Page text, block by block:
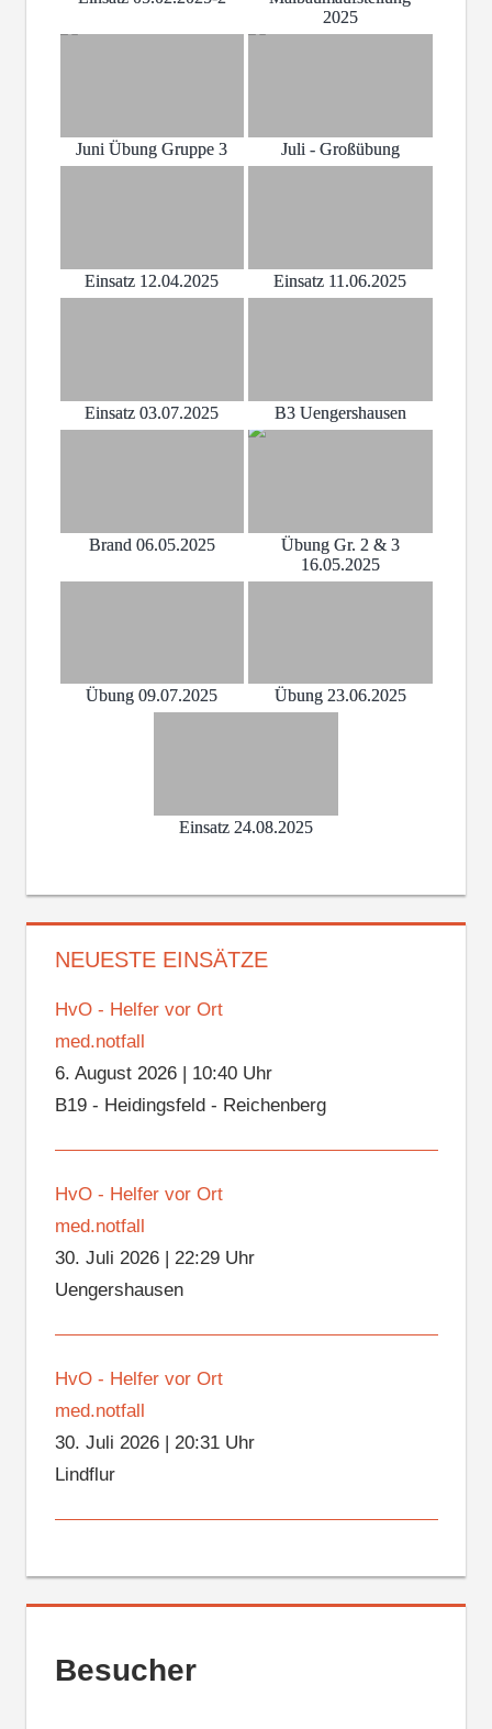
2025
Juni Übung Gruppe 3 Juli - Großübung
Einsatz 12.04.2025 Einsatz 11.06.2025
Einsatz 03.07.2025 B3 Uengershausen
Brand 06.05.2025
Übung Gr. 2 & 3
16.05.2025
Übung 09.07.2025 Übung 23.06.2025
Einsatz 24.08.2025
NEUESTE EINSÄTZE
HvO - Helfer vor Ort
med.notfall
6. August 2026| 10:40 Uhr
B19 - Heidingsfeld - Reichenberg
HvO - Helfer vor Ort
med.notfall
30. Juli 2026| 22:29 Uhr
Uengershausen
HvO - Helfer vor Ort
med.notfall
30. Juli 2026| 20:31 Uhr
Lindflur
Besucher